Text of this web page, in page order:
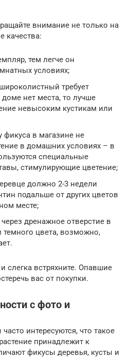
внимание не только на
качества:
тем легче он
условиях;
требует
доме нет места, то лучше
невысоким кустикам или
фикуса в магазине не
в домашних условиях – в
специальные
стимулирующие цветение;
должно 2-3 недели
подальше от других цветов
месте;
дренажное отверстие в
темного цвета, возможно,
слегка встряхните. Опавшие
вас от покупки.
с фото и
интересуются, что такое
принадлежит к
фикусы деревья, кусты и